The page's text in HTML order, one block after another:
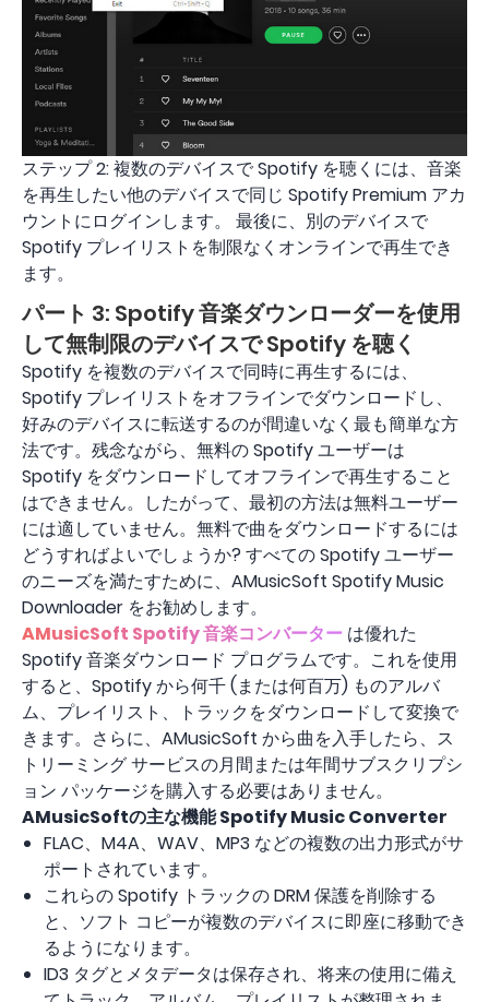
ステップ 2: 複数のデバイスで Spotify を聴くには、音楽
を再生したい他のデバイスで同じ Spotify Premium アカ
ウントにログインします。 最後に、別のデバイスで
Spotify プレイリストを制限なくオンラインで再生でき
ます。
パート 3: Spotify 音楽ダウンローダーを使用
して無制限のデバイスで Spotify を聴く
Spotify を複数のデバイスで同時に再生するには、
Spotify プレイリストをオフラインでダウンロードし、
好みのデバイスに転送するのが間違いなく最も簡単な方
法です。残念ながら、無料の Spotify ユーザーは
Spotify をダウンロードしてオフラインで再生すること
はできません。したがって、最初の方法は無料ユーザー
には適していません。無料で曲をダウンロードするには
どうすればよいでしょうか? すべての Spotify ユーザー
のニーズを満たすために、AMusicSoft Spotify Music
Downloader をお勧めします。
AMusicSoft Spotify 音楽コンバーター は優れた
Spotify 音楽ダウンロード プログラムです。これを使用
すると、Spotify から何千 (または何百万) ものアルバ
ム、プレイリスト、トラックをダウンロードして変換で
きます。さらに、AMusicSoft から曲を入手したら、ス
トリーミング サービスの月間または年間サブスクリプシ
ョン パッケージを購入する必要はありません。
AMusicSoftの主な機能 Spotify Music Converter
FLAC、M4A、WAV、MP3 などの複数の出力形式がサ
ポートされています。
これらの Spotify トラックの DRM 保護を削除する
と、ソフト コピーが複数のデバイスに即座に移動でき
るようになります。
ID3 タグとメタデータは保存され、将来の使用に備え